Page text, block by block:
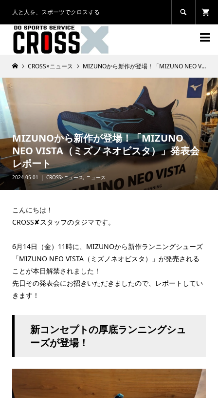
人と人を、スポーツでクロスする 

CROSS×ニュース MIZUNOから新作が登場！「MIZUNO NEO VISTA（ミズノネオビスタ）」発表会レポート
MIZUNOから新作が登場！「MIZUNO
NEO VISTA（ミズノネオビスタ）」発表会
レポート
2024.05.01 CROSS×ニュース, ニュース
こんにちは！
CROSS✘スタッフのタジマです。
6月14日（金）11時に、MIZUNOから新作ランニングシューズ
「MIZUNO NEO VISTA（ミズノネオビスタ）」が発売される
ことが本日解禁されました！
先日その発表会にお招きいただきましたので、レポートしてい
きます！
新コンセプトの厚底ランニングシュ
ーズが登場！